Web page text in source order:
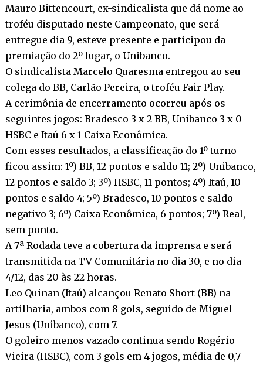
Mauro Bittencourt, ex-sindicalista que dá nome ao
troféu disputado neste Campeonato, que será
entregue dia 9, esteve presente e participou da
premiação do 2º lugar, o Unibanco.
O sindicalista Marcelo Quaresma entregou ao seu
colega do BB, Carlão Pereira, o troféu Fair Play.
A cerimônia de encerramento ocorreu após os
seguintes jogos: Bradesco 3 x 2 BB, Unibanco 3 x 0
HSBC e Itaú 6 x 1 Caixa Econômica.
Com esses resultados, a classificação do 1º turno
ficou assim: 1º) BB, 12 pontos e saldo 11; 2º) Unibanco,
12 pontos e saldo 3; 3º) HSBC, 11 pontos; 4º) Itaú, 10
pontos e saldo 4; 5º) Bradesco, 10 pontos e saldo
negativo 3; 6º) Caixa Econômica, 6 pontos; 7º) Real,
sem ponto.
A 7ª Rodada teve a cobertura da imprensa e será
transmitida na TV Comunitária no dia 30, e no dia
4/12, das 20 às 22 horas.
Leo Quinan (Itaú) alcançou Renato Short (BB) na
artilharia, ambos com 8 gols, seguido de Miguel
Jesus (Unibanco), com 7.
O goleiro menos vazado continua sendo Rogério
Vieira (HSBC), com 3 gols em 4 jogos, média de 0,7